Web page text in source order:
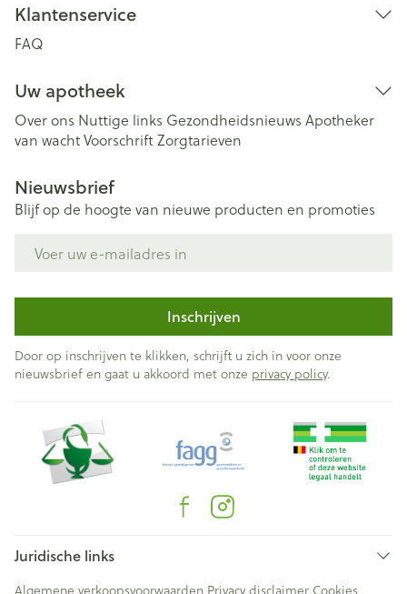
Klantenservice
FAQ
Uw apotheek
Over ons Nuttige links Gezondheidsnieuws Apotheker
van wachtVoorschriftZorgtarieven
Nieuwsbrief
Blijf op de hoogte van nieuwe producten en promoties
Inschrijven
Door op inschrijven te klikken, schrijft u zich in voor onze
nieuwsbrief en gaat u akkoord met onze privacy policy.
Juridische links
Algemene verkoopsvoorwaarden Privacy disclaimer Cookies